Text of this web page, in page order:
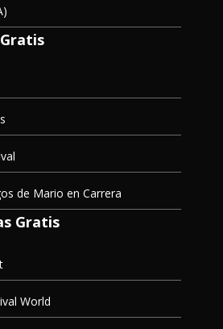
de Mario en Carrera
Gratis
World